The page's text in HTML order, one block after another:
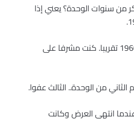
من سنوات الوحدة؟ يعني إذا
عبد الكريم النحلاوي: عام 1960 تقريبا. كنت مشرفا على
من الوحدة.. الثالث عفوا.
انتهى العرض وكانت